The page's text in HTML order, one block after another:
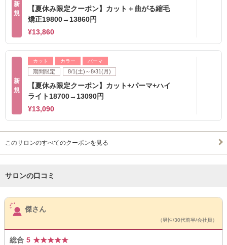
新
規
【夏休み限定クーポン】カット＋曲がる縮毛
矯正19800→13860円
¥13,860
新
規
カット カラー パーマ
期間限定 8/1(土)～8/31(月)
【夏休み限定クーポン】カット+パーマ+ハイ
ライト18700→13090円
¥13,090
このサロンのすべてのクーポンを見る
サロンの口コミ
サロンPick Up
傑さん
（男性/30代前半/会社員）
総合 5 ★★★★★